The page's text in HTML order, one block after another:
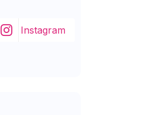
Instagram